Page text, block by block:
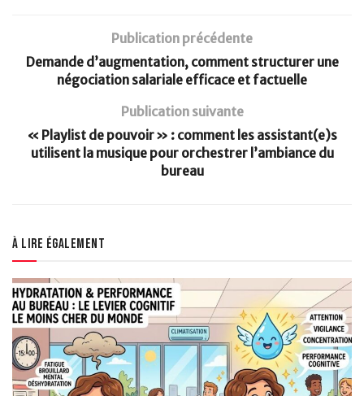
Publication précédente
Demande d’augmentation, comment structurer une
négociation salariale efficace et factuelle
Publication suivante
« Playlist de pouvoir » : comment les assistant(e)s
utilisent la musique pour orchestrer l’ambiance du
bureau
À lire également